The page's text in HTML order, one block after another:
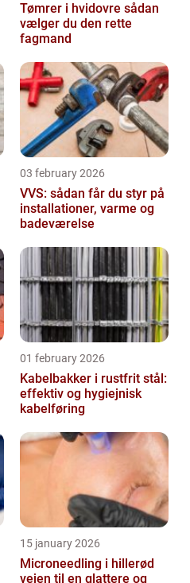
Tømrer i hvidovre sådan
vælger du den rette
fagmand
03 february 2026
VVS: sådan får du styr på
installationer, varme og
badeværelse
01 february 2026
Kabelbakker i rustfrit stål:
effektiv og hygiejnisk
kabelføring
15 january 2026
Microneedling i hillerød
vejen til en glattere og